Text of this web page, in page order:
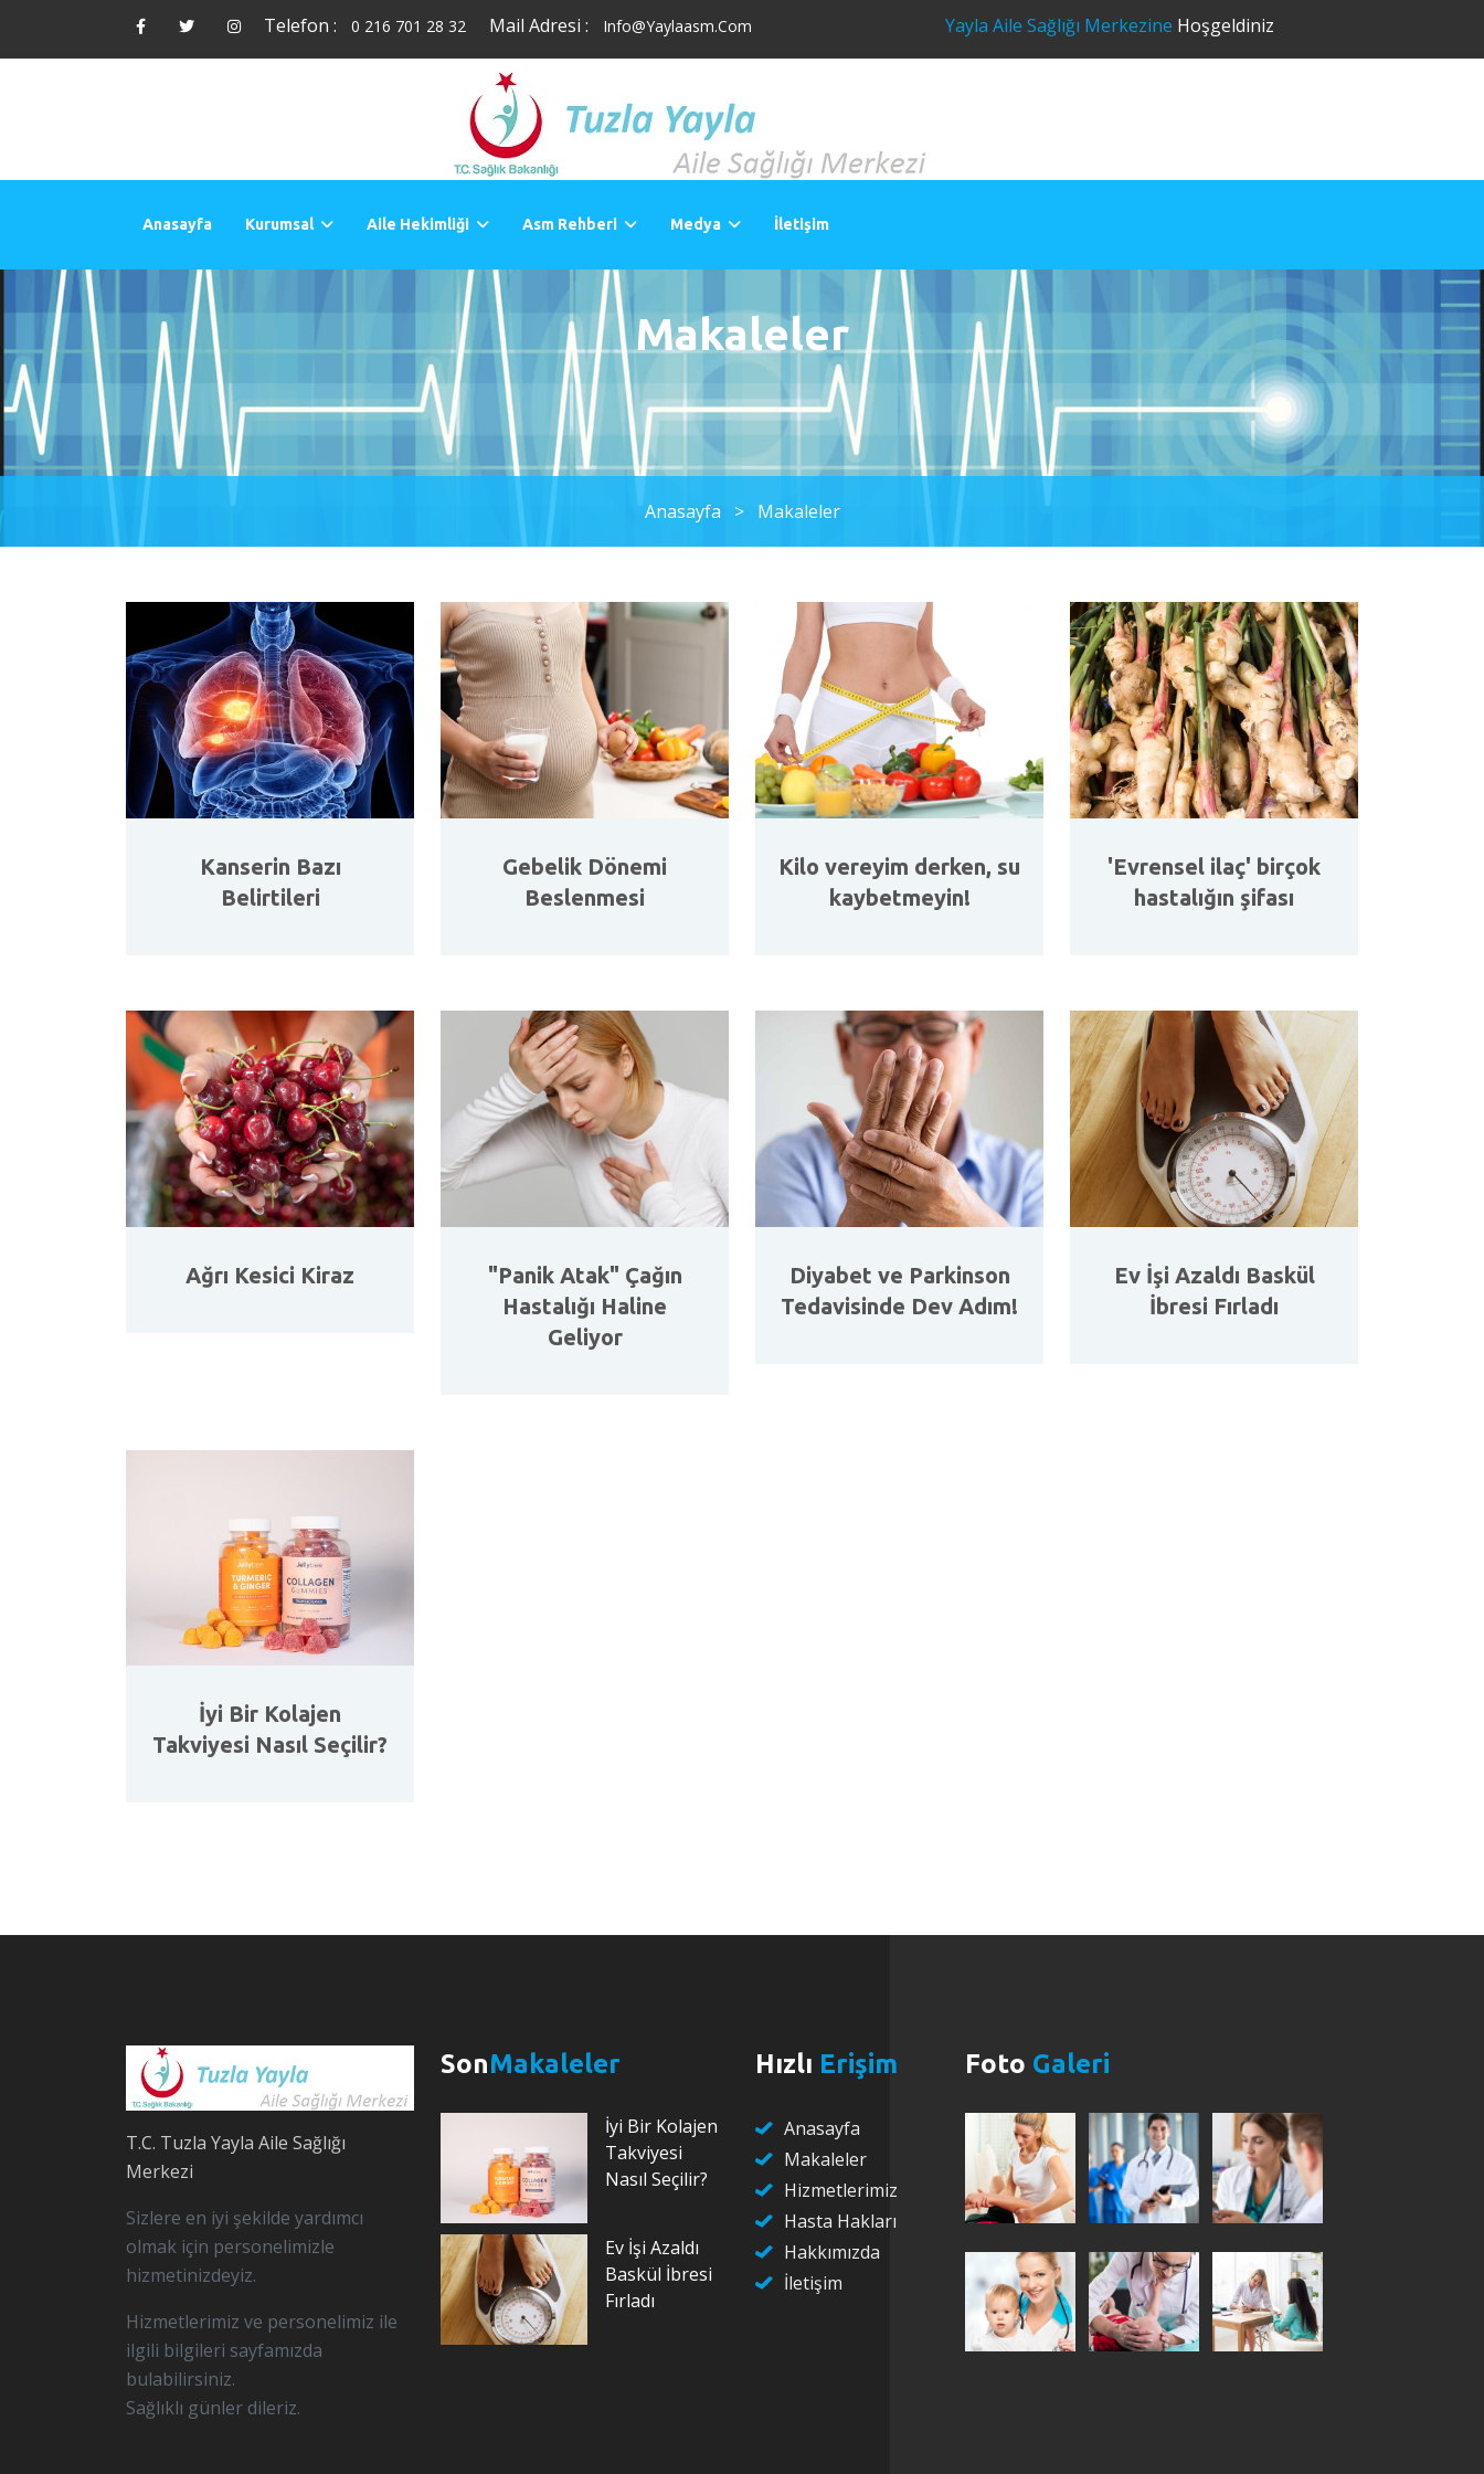
Telefon : 0 216 701 28 32 Mail Adresi : Info@yaylaasm.com Yayla Aile Sağlığı Merkezine Hoşgeldiniz
Anasayfa Kurumsal Aile Hekimliği Asm Rehberi Medya İletişim
Makaleler
Anasayfa > Makaleler
Kanserin Bazı
Belirtileri
Gebelik Dönemi
Beslenmesi
Kilo vereyim derken, su
kaybetmeyin!
'Evrensel ilaç' birçok
hastalığın şifası
Ağrı Kesici Kiraz
"Panik Atak" Çağın
Hastalığı Haline
Geliyor
Diyabet ve Parkinson
Tedavisinde Dev Adım!
Ev İşi Azaldı Baskül
İbresi Fırladı
İyi Bir Kolajen
Takviyesi Nasıl Seçilir?
T.C. Tuzla Yayla Aile Sağlığı
Merkezi
Sizlere en iyi şekilde yardımcı
olmak için personelimizle
hizmetinizdeyiz.
Hizmetlerimiz ve personelimiz ile
ilgili bilgileri sayfamızda
bulabilirsiniz.
Sağlıklı günler dileriz.
SonMakaleler
İyi Bir Kolajen
Takviyesi
Nasıl Seçilir?
Ev İşi Azaldı
Baskül İbresi
Fırladı
Hızlı Erişim
Anasayfa
Makaleler
Hizmetlerimiz
Hasta Hakları
Hakkımızda
İletişim
Foto Galeri